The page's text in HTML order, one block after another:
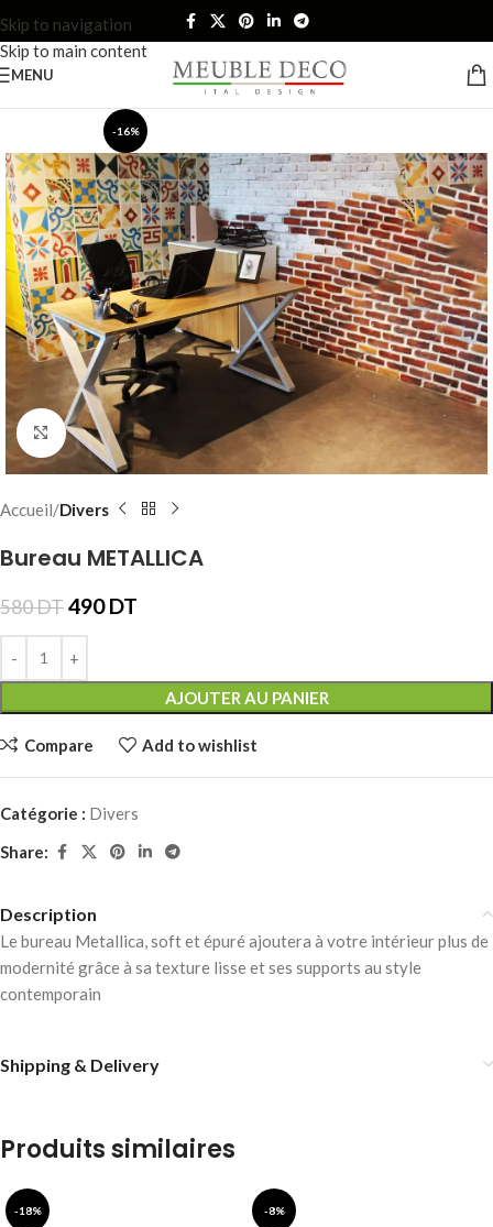
Skip to navigation
Skip to main content
MENU
-16%
Click to enlarge
Accueil Divers
Bureau METALLICA
580DT490DT
AJOUTER AU PANIER
Compare Add to wishlist
Catégorie : Divers
Share:
Description
Le bureau Metallica, soft et épuré ajoutera à votre intérieur plus de
modernité grâce à sa texture lisse et ses supports au style
contemporain
Shipping & Delivery
Produits similaires
-18% -8%